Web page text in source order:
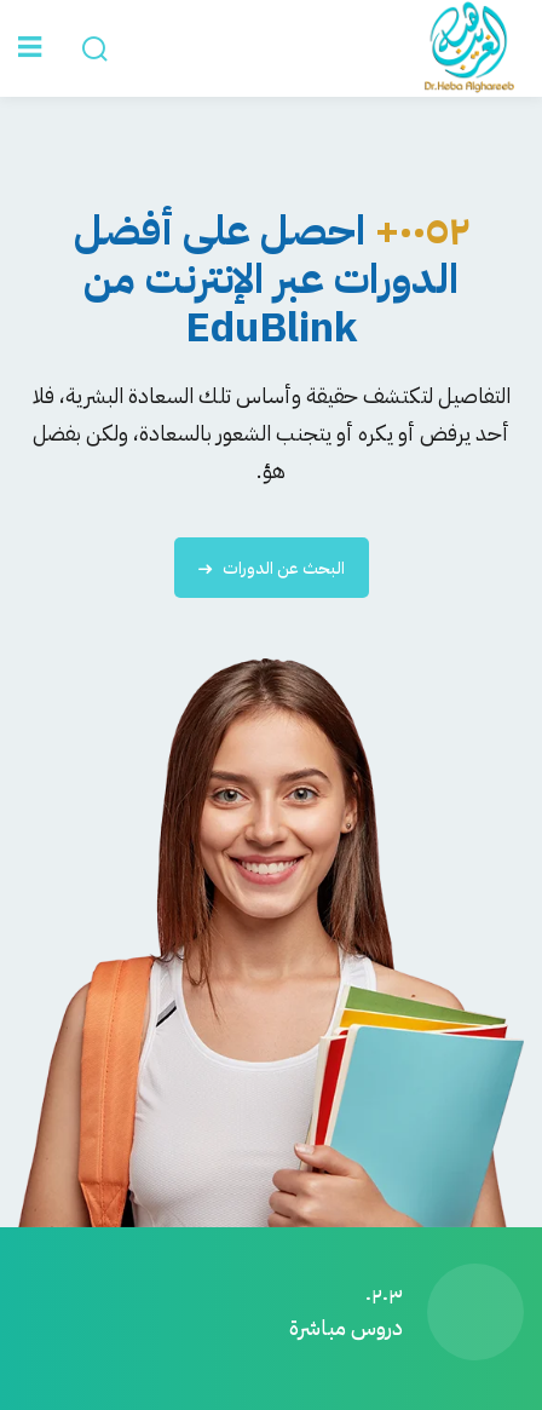
عن د. هبة
الخدمات
تواصل معي
٠٠٥٢+ احصل على أفضل
الدورات عبر الإنترنت من
EduBlink
التفاصيل لتكتشف حقيقة وأساس تلك السعادة البشرية، فلا
أحد يرفض أو يكره أو يتجنب الشعور بالسعادة، ولكن بفضل
هؤ.
البحث عن الدورات
٠٢٠٣
دروس مباشرة
Remember me
Lost your password?